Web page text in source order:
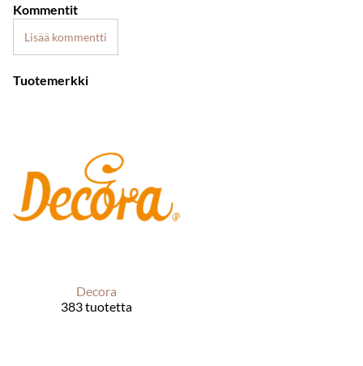
Kommentit
Lisää kommentti
Tuotemerkki
Decora
383 tuotetta